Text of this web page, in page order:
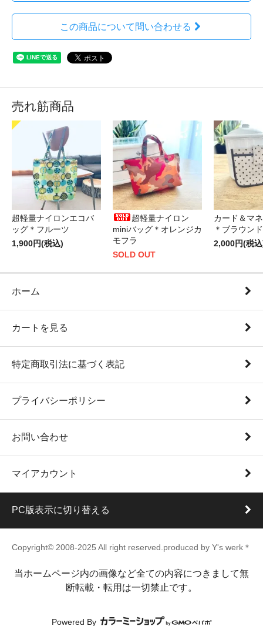
この商品について問い合わせる
売れ筋商品
超軽量ナイロンエコバ
ッグ＊フルーツ
1,900円(税込)
超軽量ナイロン
miniバッグ＊オレンジカ
モフラ
SOLD OUT
カード＆マ
＊ブラウン
2,000円(税
ホーム
カートを見る
特定商取引法に基づく表記
プライバシーポリシー
お問い合わせ
マイアカウント
PC版表示に切り替える
Copyright© 2008-2025 All right reserved.produced by Y's werk＊
当ホームページ内の画像など全ての内容につきまして無
断転載・転用は一切禁止です。
Powered By